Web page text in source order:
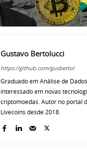
Gustavo Bertolucci
https://github.com/gusbertol
Graduado em Análise de Dados
interessado em novas
criptomoedas. Autor no portal
Livecoins desde 2018.